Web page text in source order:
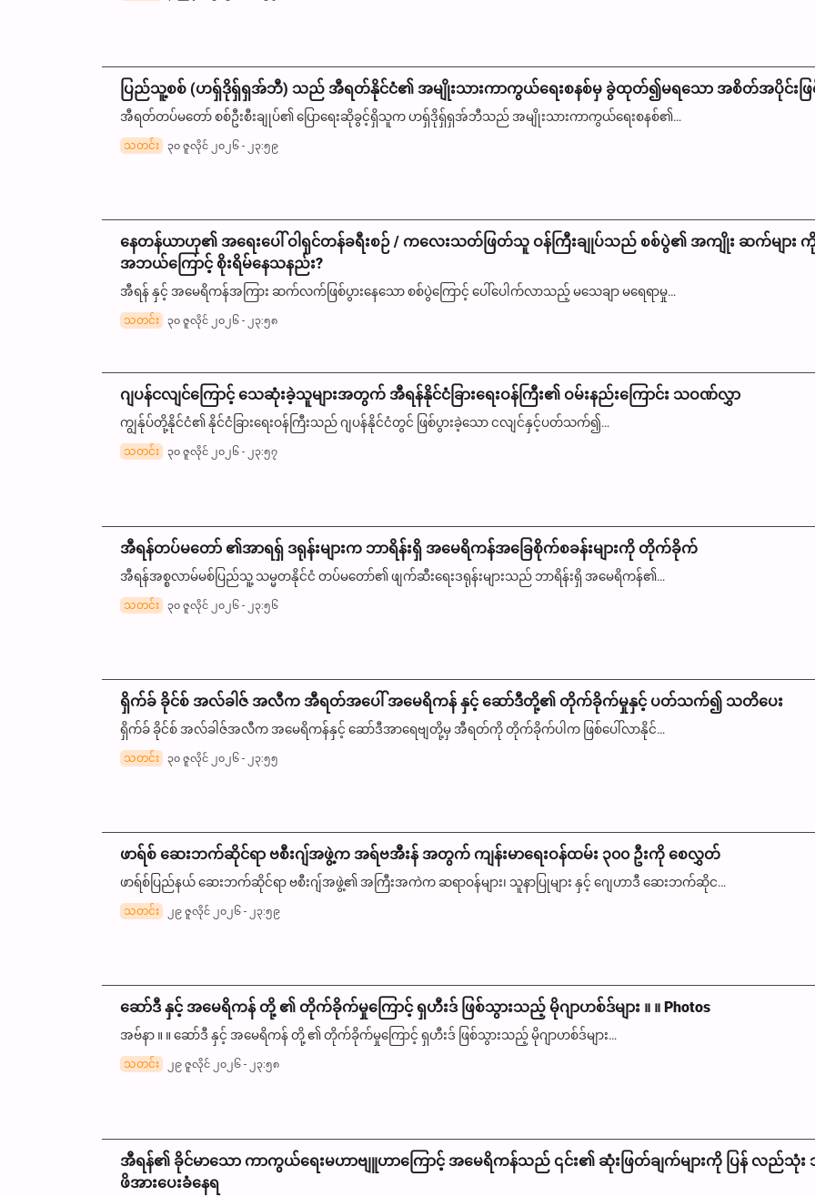
ပြည်သူ့စစ် (ဟရှ်ဒိုရှ်ရှအ်ဘီ) သည် အီရတ်နိုင်ငံ၏ အမျိုးသားကာကွယ်ရေးစနစ်မှ ခွဲထုတ်၍မရသော အစိတ်အပိုင်းဖြ
အီရတ်တပ်မတော် စစ်ဦးစီးချုပ်၏ ပြောရေးဆိုခွင့်ရှိသူက ဟရှ်ဒိုရှ်ရှအ်ဘီသည် အမျိုးသားကာကွယ်ရေးစနစ်၏…
သတင်း ၃၀ ဇူလိုင် ၂၀၂၆ - ၂၃:၅၉
နေတန်ယာဟု၏ အရေးပေါ် ဝါရှင်တန်ခရီးစဉ် / ကလေးသတ်ဖြတ်သူ ဝန်ကြီးချုပ်သည် စစ်ပွဲ၏ အကျိုး ဆက်များ
အဘယ်ကြောင့် စိုးရိမ်နေသနည်း?
အီရန် နှင့် အမေရိကန်အကြား ဆက်လက်ဖြစ်ပွားနေသော စစ်ပွဲကြောင့် ပေါ်ပေါက်လာသည့် မသေချာ မရေရာမှု…
သတင်း ၃၀ ဇူလိုင် ၂၀၂၆ - ၂၃:၅၈
ဂျပန်ငလျင်ကြောင့် သေဆုံးခဲ့သူများအတွက် အီရန်နိုင်ငံခြားရေးဝန်ကြီး၏ ဝမ်းနည်းကြောင်း သဝဏ်လွှာ
ကျွန်ုပ်တို့နိုင်ငံ၏ နိုင်ငံခြားရေးဝန်ကြီးသည် ဂျပန်နိုင်ငံတွင် ဖြစ်ပွားခဲ့သော ငလျင်နှင့်ပတ်သက်၍…
သတင်း ၃၀ ဇူလိုင် ၂၀၂၆ - ၂၃:၅၇
အီရန်တပ်မတော် ၏အာရရှ် ဒရုန်းများက ဘာရိန်းရှိ အမေရိကန်အခြေစိုက်စခန်းများကို တိုက်ခိုက်
အီရန်အစ္စလာမ်မစ်ပြည်သူ့ သမ္မတနိုင်ငံ တပ်မတော်၏ ဖျက်ဆီးရေးဒရုန်းများသည် ဘာရိန်းရှိ အမေရိကန်၏…
သတင်း ၃၀ ဇူလိုင် ၂၀၂၆ - ၂၃:၅၆
ရှိက်ခ် ခိုင်စ် အလ်ခါဇ် အလီက အီရတ်အပေါ် အမေရိကန် နှင့် ဆော်ဒီတို့၏ တိုက်ခိုက်မှုနှင့် ပတ်သက်၍ သတိပေး
ရှိက်ခ် ခိုင်စ် အလ်ခါဇ်အလီက အမေရိကန်နှင့် ဆော်ဒီအာရေဗျတို့မှ အီရတ်ကို တိုက်ခိုက်ပါက ဖြစ်ပေါ်လာနိုင်…
သတင်း ၃၀ ဇူလိုင် ၂၀၂၆ - ၂၃:၅၅
ဖာရ်စ် ဆေးဘက်ဆိုင်ရာ ဗစီးဂျ်အဖွဲ့က အရ်ဗအီးန် အတွက် ကျန်းမာရေးဝန်ထမ်း ၃၀၀ ဦးကို စေလွှတ်
ဖာရ်စ်ပြည်နယ် ဆေးဘက်ဆိုင်ရာ ဗစီးဂျ်အဖွဲ့၏ အကြီးအကဲက ဆရာဝန်များ၊ သူနာပြုများ နှင့် ဂျေဟာဒီ ဆေးဘက်ဆိုင…
သတင်း ၂၉ ဇူလိုင် ၂၀၂၆ - ၂၃:၅၉
ဆော်ဒီ နှင့် အမေရိကန် တို့ ၏ တိုက်ခိုက်မှုကြောင့် ရှဟီးဒ် ဖြစ်သွားသည့် မိုဂျာဟစ်ဒ်များ ။ ။ Photos
အဗ်နာ ။ ။ ဆော်ဒီ နှင့် အမေရိကန် တို့ ၏ တိုက်ခိုက်မှုကြောင့် ရှဟီးဒ် ဖြစ်သွားသည့် မိုဂျာဟစ်ဒ်များ…
သတင်း ၂၉ ဇူလိုင် ၂၀၂၆ - ၂၃:၅၈
အီရန်၏ ခိုင်မာသော ကာကွယ်ရေးမဟာဗျူဟာကြောင့် အမေရိကန်သည် ၎င်း၏ ဆုံးဖြတ်ချက်များကို ပြန် လည်သုံး
ဖိအားပေးခံနေရ